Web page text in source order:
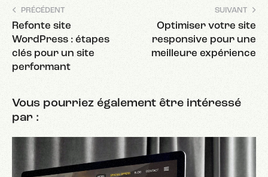
PRÉCÉDENT
Refonte site
WordPress : étapes
clés pour un site
performant
SUIVANT
Optimiser votre site
responsive pour une
meilleure expérience
Vous pourriez également être intéressé
par :